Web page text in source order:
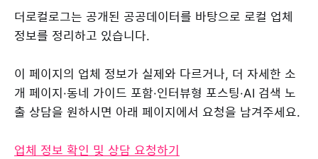
더로컬로그는 공개된 공공데이터를 바탕으로 로컬 업체
정보를 정리하고 있습니다.
이 페이지의 업체 정보가 실제와 다르거나, 더 자세한 소
개 페이지·동네 가이드 포함·인터뷰형 포스팅·AI 검색 노
출 상담을 원하시면 아래 페이지에서 요청을 남겨주세요.
업체 정보 확인 및 상담 요청하기